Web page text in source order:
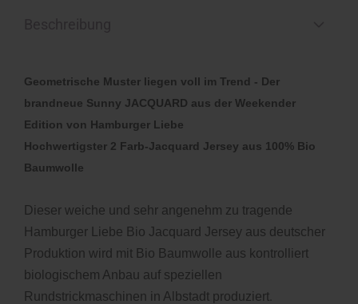
Geometrische Muster liegen voll im Trend - Der
brandneue Sunny JACQUARD aus der Weekender
Edition von Hamburger Liebe
Hochwertigster 2 Farb-Jacquard Jersey aus 100% Bio
Baumwolle
Dieser weiche und sehr angenehm zu tragende
Hamburger Liebe Bio Jacquard Jersey aus deutscher
Produktion wird mit Bio Baumwolle aus kontrolliert
biologischem Anbau auf speziellen
Rundstrickmaschinen in Albstadt produziert